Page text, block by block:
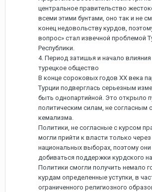
центральное правительство
всеми этими бунтами, оно так и не
конец недовольству курдов,
вопрос» стал извечной проблемой
Республики.
4. Период затишья и начало
турецкое общество
В конце сороковых годов ХХ века
Турции подверглась серьезным
быть однопартийной. Это открыло
политическим силам, не согласным
кемализма.
Политики, не согласные с курсом
могли прийти к власти только через
национальных выборах, поэтому
добиваться поддержки курдского
Политики смогли получить немало
курдам определенные уступки, в
ограниченного религиозного